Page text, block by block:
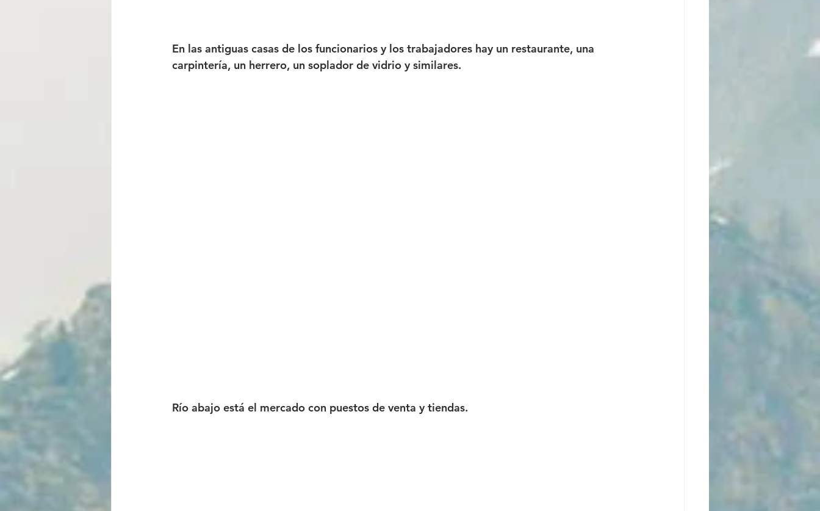
En las antiguas casas de los funcionarios y los trabajadores hay un restaurante, una
carpintería, un herrero, un soplador de vidrio y similares.
Río abajo está el mercado con puestos de venta y tiendas.